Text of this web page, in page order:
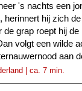
's nachts een
herinnert hij zich
de grap roept hij
volgt een wilde
aan
| ca. 7 min.